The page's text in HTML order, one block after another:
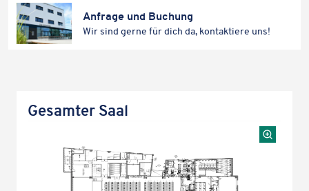
Anfrage und Buchung
Wir sind gerne für dich da, kontak­tiere uns!
Gesam­ter Saal